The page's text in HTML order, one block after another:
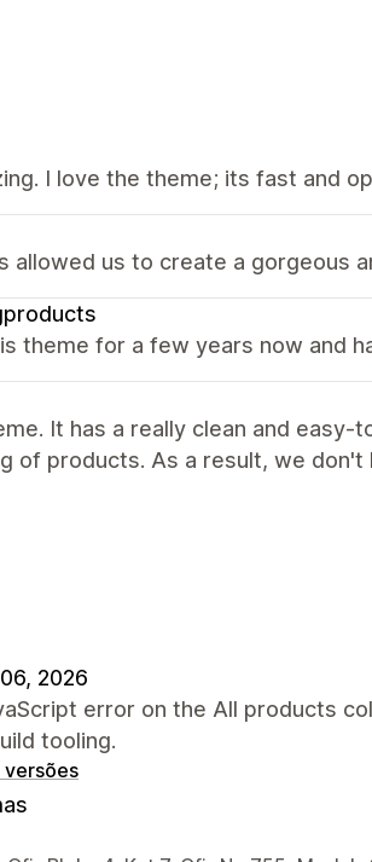
I love the theme; its fast and
allowed us to create a gorgeous
theme for a few years now and
It has a really clean and
of products. As a result, we
2026
error on the All products
tooling.
versões